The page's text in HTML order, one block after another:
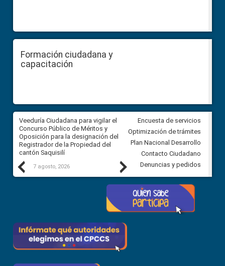
Formación ciudadana y
capacitación
Previous
Veeduría Ciudadana para vigilar el
Concurso Público de Méritos y
Oposición para la designación del
Registrador de la Propiedad del
cantón Saquisilí
7 agosto, 2026
Veeduría Ciudadana para
construcción del asfaltado de
Ballenita del cantón Santa
7 agosto, 2026
Next
Encuesta de servicios
Optimización de trámites
Plan Nacional Desarrollo
Contacto Ciudadano
Denuncias y pedidos